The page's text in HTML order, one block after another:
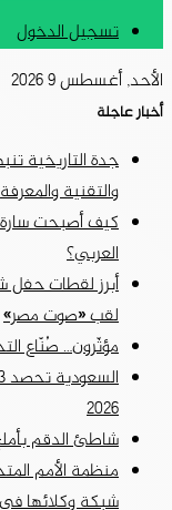
تسجيل الدخول
الأحد, أغسطس 9 2026
أخبار عاجلة
جدة التاريخية
والتقنية والمعرفة
كيف أصبحت سارة
العربي؟
أبرز لقطات حفل
لقب «صوت مصر»
مؤثّرون… صُنّاع
2026
شاطئ الدقم
منظمة الأمم
شبكة وكلائها